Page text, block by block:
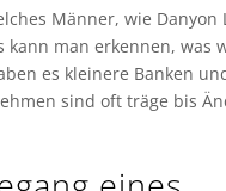
Männer, wie
kann man erkennen, was
es kleinere Banken
sind oft träge bis